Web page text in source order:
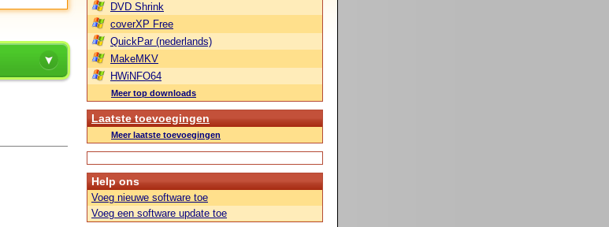
DVD Shrink
coverXP Free
QuickPar (nederlands)
MakeMKV
HWiNFO64
Meer top downloads
Laatste toevoegingen
Meer laatste toevoegingen
Help ons
Voeg nieuwe software toe
Voeg een software update toe